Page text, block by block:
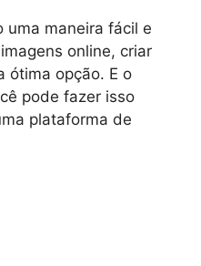
uma maneira fácil e
online, criar
ótima opção. E o
pode fazer isso
plataforma de